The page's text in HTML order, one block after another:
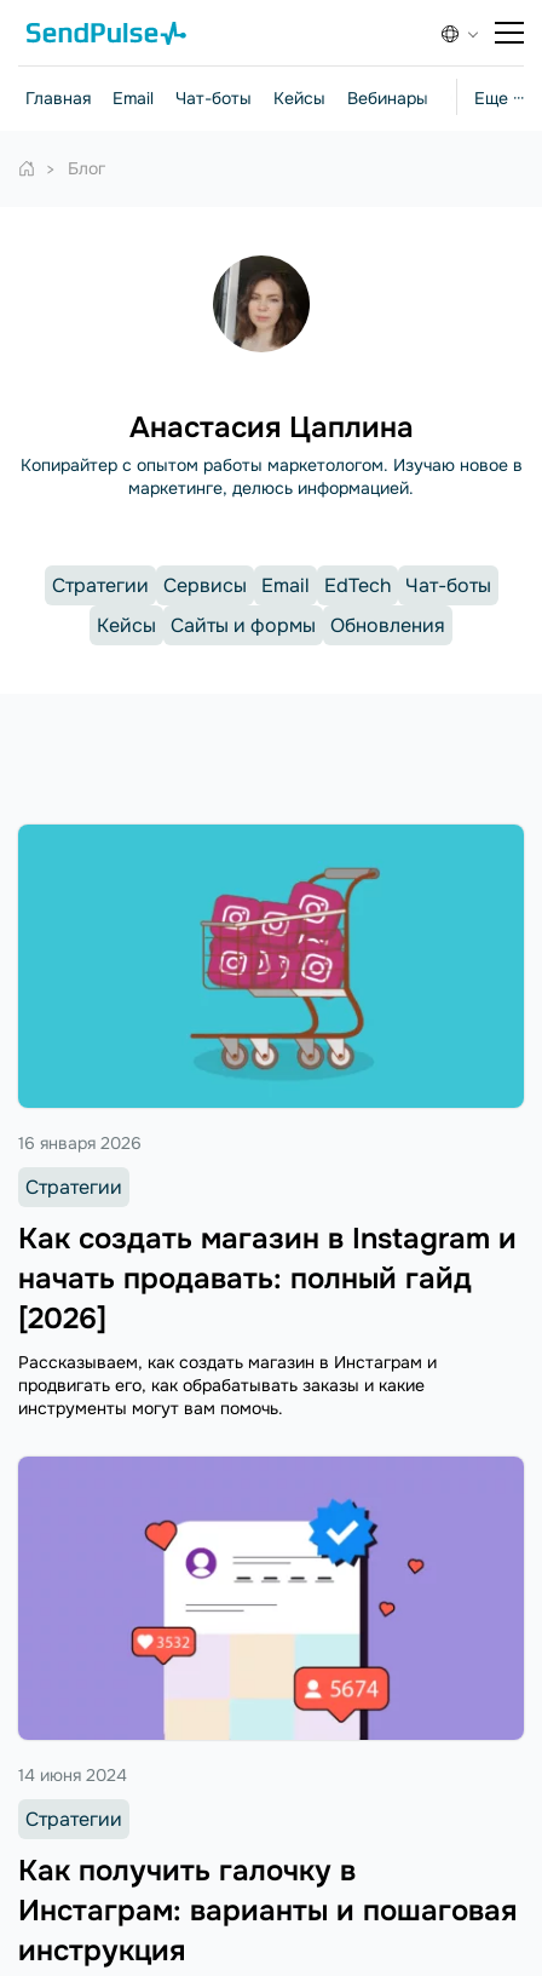
Еще ···
Главная Email Чат-боты Кейсы Вебинары Стратегии
Блог
Анастасия Цаплина
Копирайтер с опытом работы маркетологом. Изучаю новое в
маркетинге, делюсь информацией.
Стратегии Сервисы Email EdTech
Чат-боты
Кейсы
Сайты и формы Обновления
Как создать магазин в Instagram и
начать продавать: полный гайд
[2026]
16 января 2026
Стратегии
Рассказываем, как создать магазин в Инстаграм и
продвигать его, как обрабатывать заказы и какие
инструменты могут вам помочь.
Как получить галочку в
Инстаграм: варианты и пошаговая
инструкция
14 июня 2024
Стратегии